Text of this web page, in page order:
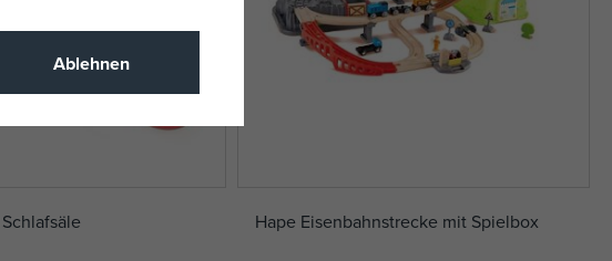
Hape Eisenbahnstrecke mit Spielbox
Ablehnen